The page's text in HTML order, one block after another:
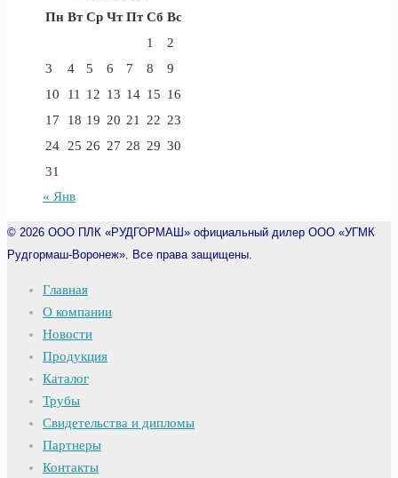
Пн Вт Ср Чт Пт Сб Вс
1
2
3
4 5 6 7 8
9
10
11 12 13 14 15 16
17
18 19 20 21 22 23
24
25 26 27 28 29 30
31
« Янв
© 2026 ООО ПЛК «РУДГОРМАШ» официальный дилер ООО «УГМК
Рудгормаш-Воронеж». Все права защищены.
Главная
О компании
Новости
Продукция
Каталог
Трубы
Свидетельства и дипломы
Партнеры
Контакты